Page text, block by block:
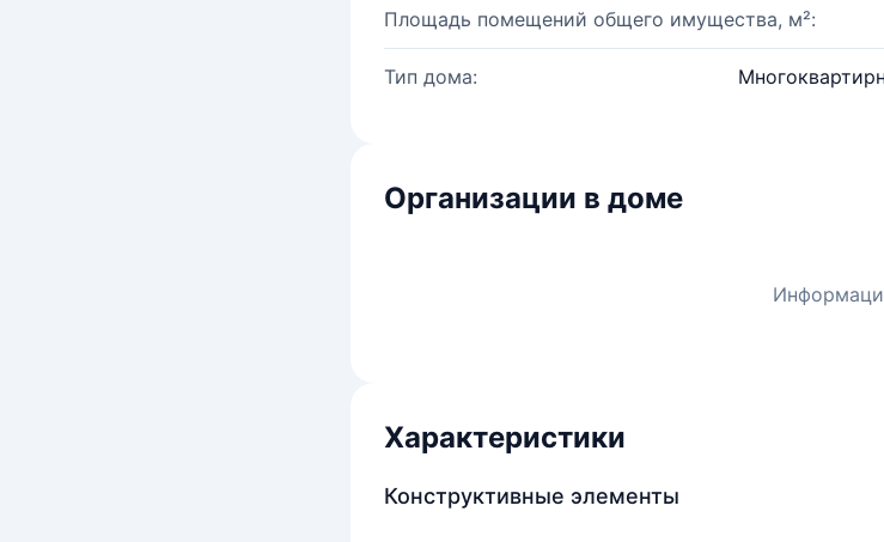
Площадь помещений общего имущества, м²:
Тип дома:
Организации в доме
Характеристики
Конструктивные элементы